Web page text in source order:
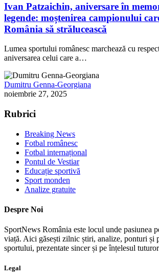
Ivan Patzaichin, aniversare în
legende: moștenirea campionului
România să strălucească
Lumea sportului românesc marchează cu
aniversarea celui care a…
Dumitru Genna-Georgiana
noiembrie 27, 2025
Rubrici
Breaking News
Fotbal românesc
Fotbal internațional
Pontul de Vestiar
Educație sportivă
Sport monden
Analize gratuite
Despre Noi
SportNews România este locul unde pasiunea
viață. Aici găsești zilnic știri, analize, ponturi și
sportului, prezentate sincer și pe înțelesul
Legal